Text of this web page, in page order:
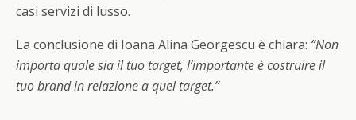
casi servizi di lusso.
La conclusione di Ioana Alina Georgescu è chiara: “Non
importa quale sia il tuo target, l’importante è costruire il
tuo brand in relazione a quel target.”